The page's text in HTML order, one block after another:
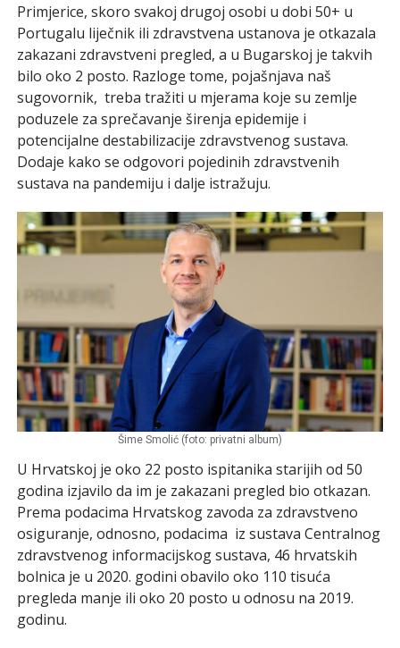
Primjerice, skoro svakoj drugoj osobi u dobi 50+ u
Portugalu liječnik ili zdravstvena ustanova je otkazala
zakazani zdravstveni pregled, a u Bugarskoj je takvih
bilo oko 2 posto. Razloge tome, pojašnjava naš
sugovornik, treba tražiti u mjerama koje su zemlje
poduzele za sprečavanje širenja epidemije i
potencijalne destabilizacije zdravstvenog sustava.
Dodaje kako se odgovori pojedinih zdravstvenih
sustava na pandemiju i dalje istražuju.
Šime Smolić (foto: privatni album)
U Hrvatskoj je oko 22 posto ispitanika starijih od 50
godina izjavilo da im je zakazani pregled bio otkazan.
Prema podacima Hrvatskog zavoda za zdravstveno
osiguranje, odnosno, podacima iz sustava Centralnog
zdravstvenog informacijskog sustava, 46 hrvatskih
bolnica je u 2020. godini obavilo oko 110 tisuća
pregleda manje ili oko 20 posto u odnosu na 2019.
godinu.